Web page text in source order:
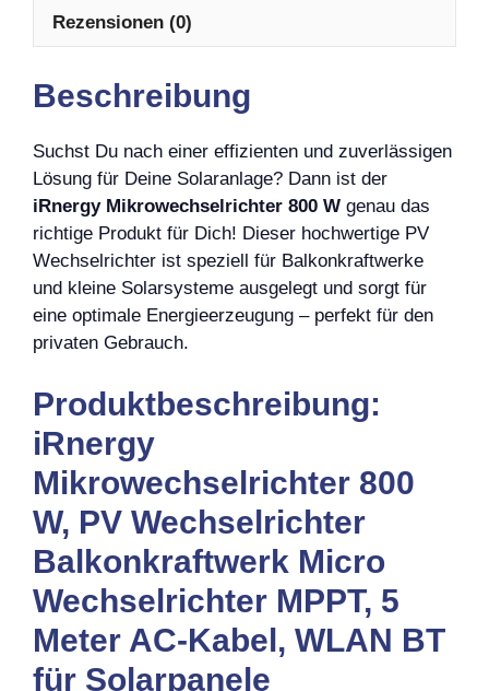
Rezensionen (0)
Beschreibung
Suchst Du nach einer effizienten und zuverlässigen
Lösung für Deine Solaranlage? Dann ist der
iRnergy Mikrowechselrichter 800 W genau das
richtige Produkt für Dich! Dieser hochwertige PV
Wechselrichter ist speziell für Balkonkraftwerke
und kleine Solarsysteme ausgelegt und sorgt für
eine optimale Energieerzeugung – perfekt für den
privaten Gebrauch.
Produktbeschreibung:
iRnergy
Mikrowechselrichter 800
W, PV Wechselrichter
Balkonkraftwerk Micro
Wechselrichter MPPT, 5
Meter AC-Kabel, WLAN BT
für Solarpanele